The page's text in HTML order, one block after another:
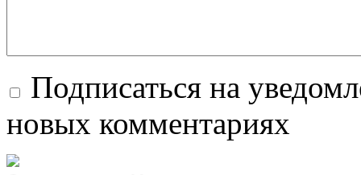
Подписаться на
новых комментариях